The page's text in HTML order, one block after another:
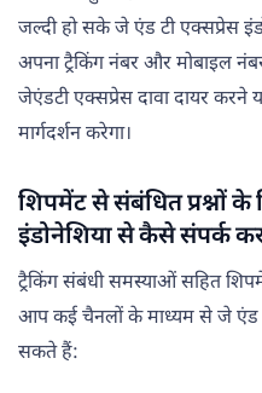
जल्दी हो सके जे एंड टी एक्सप्रेस
अपना ट्रैकिंग नंबर और मोबाइल
जेएंडटी एक्सप्रेस दावा दायर करने
मार्गदर्शन करेगा।
शिपमेंट से संबंधित प्रश्नों
इंडोनेशिया से कैसे संपर्क
ट्रैकिंग संबंधी समस्याओं सहित
आप कई चैनलों के माध्यम से जे एंड
सकते हैं: